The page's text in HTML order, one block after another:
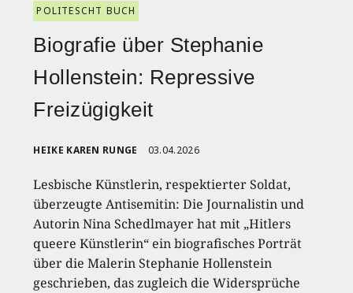
POLITESCHT BUCH
Biografie über Stephanie
Hollenstein: Repressive
Freizügigkeit
HEIKE KAREN RUNGE 03.04.2026
Lesbische Künstlerin, respektierter Soldat,
überzeugte Antisemitin: Die Journalistin und
Autorin Nina Schedlmayer hat mit „Hitlers
queere Künstlerin“ ein biografisches Porträt
über die Malerin Stephanie Hollenstein
geschrieben, das zugleich die Widersprüche